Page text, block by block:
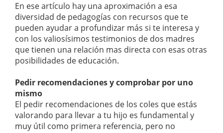
En ese artículo hay una aproximación a esa
diversidad de pedagogías con recursos que te
pueden ayudar a profundizar más si te interesa y
con los valiosísimos testimonios de dos madres
que tienen una relación mas directa con esas otras
posibilidades de educación.
Pedir recomendaciones y comprobar por uno
mismo
El pedir recomendaciones de los coles que estás
valorando para llevar a tu hijo es fundamental y
muy útil como primera referencia, pero no